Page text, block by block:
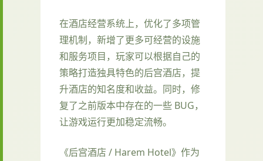
在酒店经营系统上，优化了多项管
理机制，新增了更多可经营的设施
和服务项目，玩家可以根据自己的
策略打造独具特色的后宫酒店，提
升酒店的知名度和收益。同时，修
复了之前版本中存在的一些 BUG，
让游戏运行更加稳定流畅。
《后宫酒店 / Harem Hotel》作为